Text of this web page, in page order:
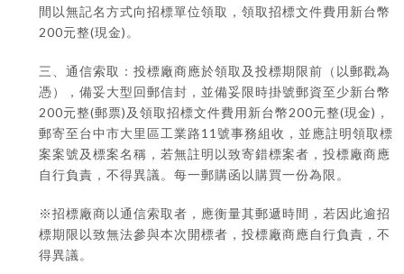
間以無記名方式向招標單位領取，領取招標文件費用新台幣
200元整(現金) 。
三、通信索取：投標廠商應於領取及投標期限前（以郵戳為
憑），備妥大型回郵信封，並備妥限時掛號郵資至少新台幣
200元整(郵票) 及領取招標文件費用新台幣200元整(現金) ，
郵寄至台中市大里區工業路 11號事務組收，並應註明領取標
案案號及標案名稱，若無註明以致寄錯標案者，投標廠商應
自行負責，不得異議。每一郵購函以購買一份為限。
※招標廠商以通信索取者，應衡量其郵遞時間，若因此逾招
標期限以致無法參與本次開標者，投標廠商應自行負責，不
得異議。